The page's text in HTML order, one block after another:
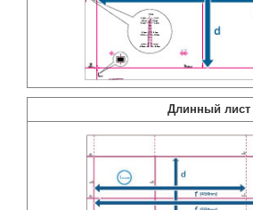
Длинный лист